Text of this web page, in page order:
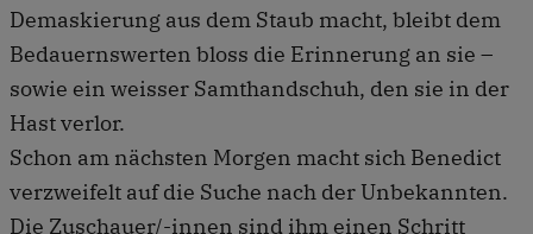
Demaskierung aus dem Staub macht, bleibt dem
Bedauernswerten bloss die Erinnerung an sie –
sowie ein weisser Samthandschuh, den sie in der
Hast verlor.
Schon am nächsten Morgen macht sich Benedict
verzweifelt auf die Suche nach der Unbekannten.
Die Zuschauer/-innen sind ihm einen Schritt